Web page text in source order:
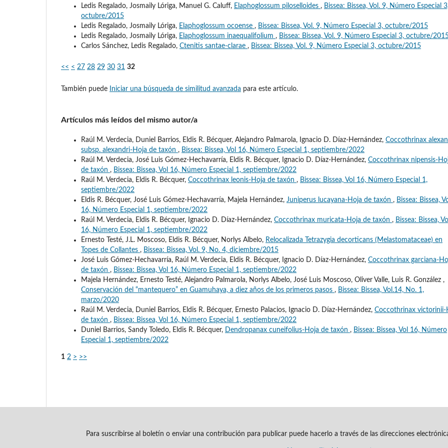
Ledis Regalado, Josmaily Lóriga, Manuel G. Caluff, Elaphoglossum piloselloides , Bissea: Bissea, Vol. 9, Número Especial
octubre/2015
Ledis Regalado, Josmaily Lóriga, Elaphoglossum ocoense , Bissea: Bissea, Vol. 9, Número Especial 3, octubre/2015
Ledis Regalado, Josmaily Lóriga, Elaphoglossum inaequalifolium , Bissea: Bissea, Vol. 9, Número Especial 3, octubre/
Carlos Sánchez, Ledis Regalado, Ctenitis santae-clarae , Bissea: Bissea, Vol. 9, Número Especial 3, octubre/2015
<< < 27 28 29 30 31 32
También puede Iniciar una búsqueda de similitud avanzada para este artículo.
Artículos más leídos del mismo autor/a
Raúl M. Verdecia, Duniel Barrios, Eldis R. Bécquer, Alejandro Palmarola, Ignacio D. Díaz-Hernández, Coccothrinax
subsp. alexandri-Hoja de taxón , Bissea: Bissea, Vol 16, Número Especial 1, septiembre/2022
Raúl M. Verdecia, José Luis Gómez-Hechavarría, Eldis R. Bécquer, Ignacio D. Díaz-Hernández, Coccothrinax nipensis-
de taxón , Bissea: Bissea, Vol 16, Número Especial 1, septiembre/2022
Raúl M. Verdecia, Eldis R. Bécquer, Coccothrinax leonis-Hoja de taxón , Bissea: Bissea, Vol 16, Número Especial 1,
septiembre/2022
Eldis R. Bécquer, José Luis Gómez-Hechavarría, Majela Hernández, Juniperus lucayana-Hoja de taxón , Bissea: Bissea,
16, Número Especial 1, septiembre/2022
Raúl M. Verdecia, Eldis R. Bécquer, Ignacio D. Díaz-Hernández, Coccothrinax muricata-Hoja de taxón , Bissea: Bissea, Vol
16, Número Especial 1, septiembre/2022
Ernesto Testé, J.L. Moscoso, Eldis R. Bécquer, Norlys Albelo, Relocalizada Tetrazygia decorticans (Melastomataceae) en
Topes de Collantes , Bissea: Bissea, Vol. 9, No. 4, diciembre/2015
José Luis Gómez-Hechavarría, Raúl M. Verdecia, Eldis R. Bécquer, Ignacio D. Díaz-Hernández, Coccothrinax garciana-
de taxón , Bissea: Bissea, Vol 16, Número Especial 1, septiembre/2022
Majela Hernández, Ernesto Testé, Alejandro Palmarola, Norlys Albelo, José Luis Moscoso, Oliver Valle, Luis R. González ,
Conservación del “mantequero” en Guamuhaya, a diez años de los primeros pasos , Bissea: Bissea, Vol.14, No. 1,
marzo/2020
Raúl M. Verdecia, Duniel Barrios, Eldis R. Bécquer, Ernesto Palacios, Ignacio D. Díaz-Hernández, Coccothrinax victorinii-
de taxón , Bissea: Bissea, Vol 16, Número Especial 1, septiembre/2022
Duniel Barrios, Sandy Toledo, Eldis R. Bécquer, Dendropanax cuneifolius-Hoja de taxón , Bissea: Bissea, Vol 16, Número
Especial 1, septiembre/2022
1 2 > >>
Para suscribirse al boletín o enviar una contribución para publicar puede hacerlo a través de las direcciones